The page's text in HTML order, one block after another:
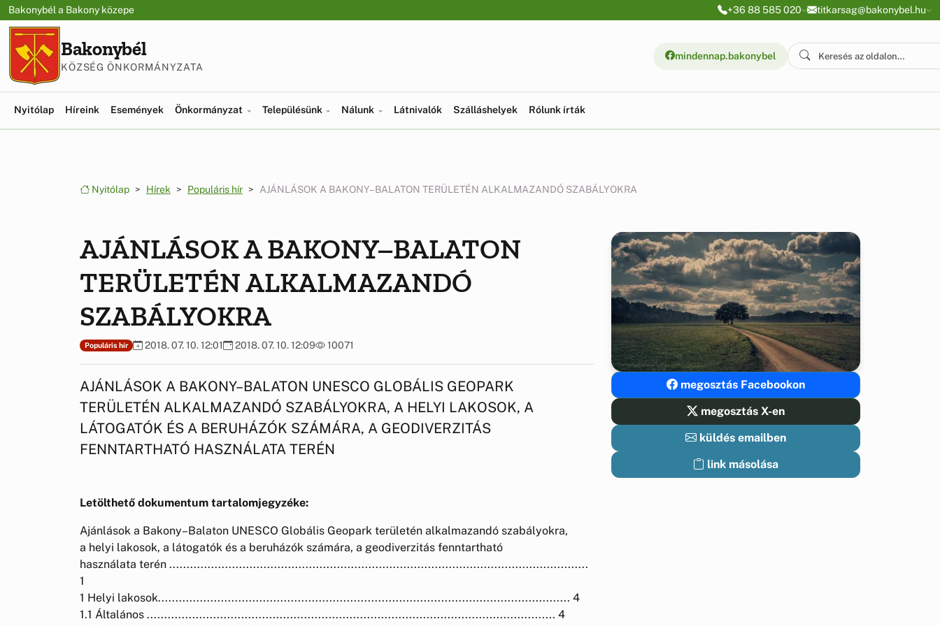
Ugrás a menüre
Ugrás a tartalomra
Bakonybél a Bakony közepe +36 88 585 020 titkarsag@bakonybel.hu
Bakonybél
KÖZSÉG ÖNKORMÁNYZATA
mindennap.bakonybel
Nyitólap Híreink Események Önkormányzat Településünk Nálunk Látnivalók Szálláshelyek Rólunk írták
Nyitólap Hírek Populáris hír AJÁNLÁSOK A BAKONY–BALATON TERÜLETÉN ALKALMAZANDÓ SZABÁLYOKRA
AJÁNLÁSOK A BAKONY–BALATON
TERÜLETÉN ALKALMAZANDÓ
SZABÁLYOKRA
Populáris hír 2018. 07. 10. 12:01 2018. 07. 10. 12:09 10071
AJÁNLÁSOK A BAKONY–BALATON UNESCO GLOBÁLIS GEOPARK
TERÜLETÉN ALKALMAZANDÓ SZABÁLYOKRA, A HELYI LAKOSOK, A
LÁTOGATÓK ÉS A BERUHÁZÓK SZÁMÁRA, A GEODIVERZITÁS
FENNTARTHATÓ HASZNÁLATA TERÉN
Letölthető dokumentum tartalomjegyzéke:
Ajánlások a Bakony–Balaton UNESCO Globális Geopark területén alkalmazandó szabályokra,
a helyi lakosok, a látogatók és a beruházók számára, a geodiverzitás fenntartható
használata terén ........................................................................................................................
1
1 Helyi lakosok...................................................................................................................... 4
1.1 Általános ..................................................................................................................... 4
megosztás Facebookon
megosztás X-en
küldés emailben
link másolása